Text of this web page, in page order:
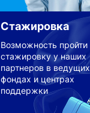
Стажировка
Возможность пройти
стажировку у наших
партнеров в ведущих
фондах и центрах
поддержки